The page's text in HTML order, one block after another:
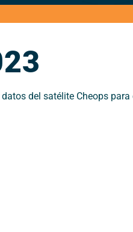
del satélite Cheops para